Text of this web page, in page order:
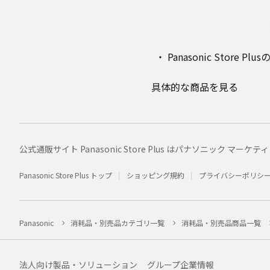
Panasonic Store Plus
具体的な商品を見る
公式通販サイト Panasonic Store Plus はパナソニック マーケテ
Panasonic Store Plus トップ ショッピング規約 プライバシーポリシー
Panasonic 消耗品・別売品カテゴリ一覧 消耗品・別売品商品一覧
法人向け製品・ソリューション グループ企業情報